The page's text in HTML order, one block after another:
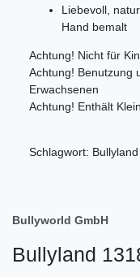
Liebevoll,
Hand bemalt
Achtung! Nicht für
Achtung! Benutzung
Erwachsenen
Achtung! Enthält
Schlagwort:
Bullyworld GmbH
Bullyland